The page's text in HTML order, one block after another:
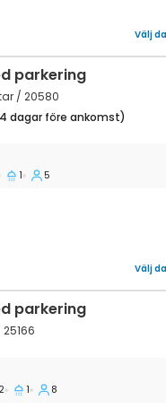
Välj
parkering
/ 20580
dagar före ankomst)
Selo, Gorski kotar K-
1 5
Välj
parkering
(Gorski kotar) K-
2 1 8